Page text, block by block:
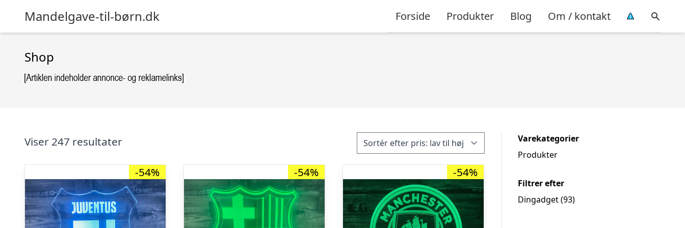
Mandelgave-til-børn.dk Forside Produkter Blog Om / kontakt
Shop
Viser 247 resultater
-54% -54% -54%
Varekategorier
Produkter
Filtrer efter
Dingadget(93)